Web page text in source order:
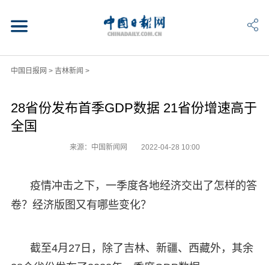
中国日报网 > 吉林新闻 >
28省份发布首季GDP数据 21省份增速高于
全国
来源：中国新闻网 2022-04-28 10:00
疫情冲击之下，一季度各地经济交出了怎样的答
卷？经济版图又有哪些变化？
截至4月27日，除了吉林、新疆、西藏外，其余